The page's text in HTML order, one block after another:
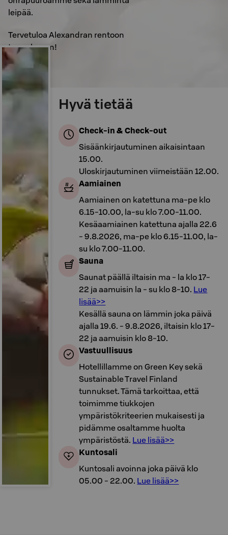
leipää.
Tervetuloa Alexandran rentoon
tunnelmaan!
Hyvä tietää
Check-in & Check-out
Sisäänkirjautuminen aikaisintaan
15.00.
Uloskirjautuminen viimeistään 12.00.
Aamiainen
Aamiainen on katettuna ma-pe klo
6.15-10.00, la-su klo 7.00-11.00.
Kesäaamiainen katettuna ajalla 22.6
- 9.8.2026, ma-pe klo 6.15-11.00, la-
su klo 7.00-11.00.
Sauna
Saunat päällä iltaisin ma - la klo 17-
22 ja aamuisin la - su klo 8-10. Lue
lisää>>
Kesällä sauna on lämmin joka päivä
ajalla 19.6. - 9.8.2026, iltaisin klo 17-
22 ja aamuisin klo 8-10.
Vastuullisuus
Hotellillamme on Green Key sekä
Sustainable Travel Finland
tunnukset. Tämä tarkoittaa, että
toimimme tiukkojen
ympäristökriteerien mukaisesti ja
pidämme osaltamme huolta
ympäristöstä. Lue lisää>>
Kuntosali
Kuntosali avoinna joka päivä klo
05.00 - 22.00. Lue lisää>>